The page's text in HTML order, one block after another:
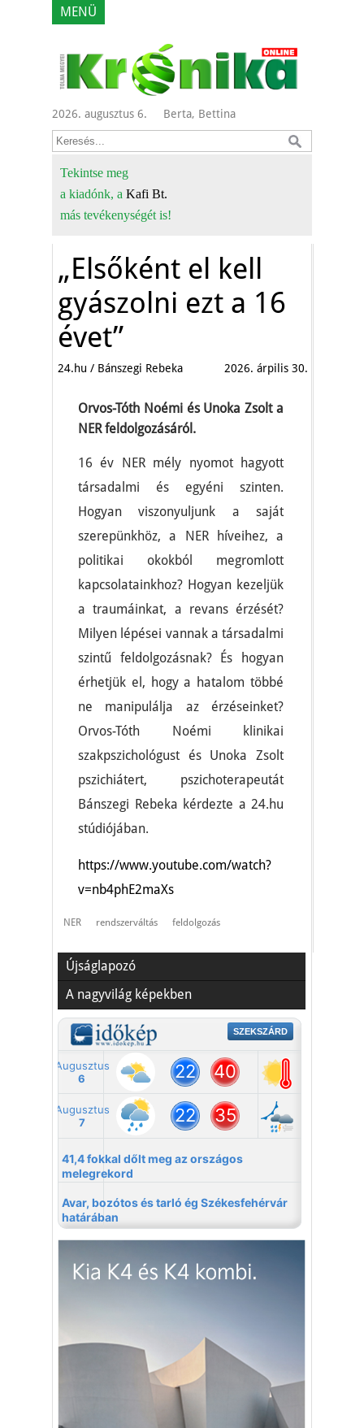
MENÜ
2026. augusztus 6. Berta, Bettina
Tekintse meg
a kiadónk, a Kafi Bt.
más tevékenységét is!
„Elsőként el kell
gyászolni ezt a 16
évet”
24.hu / Bánszegi Rebeka 2026. árpilis 30.
Orvos-Tóth Noémi és Unoka Zsolt a
NER feldolgozásáról.
16 év NER mély nyomot hagyott
társadalmi és egyéni szinten.
Hogyan viszonyuljunk a saját
szerepünkhöz, a NER híveihez, a
politikai okokból megromlott
kapcsolatainkhoz? Hogyan kezeljük
a traumáinkat, a revans érzését?
Milyen lépései vannak a társadalmi
szintű feldolgozásnak? És hogyan
érhetjük el, hogy a hatalom többé
ne manipulálja az érzéseinket?
Orvos-Tóth Noémi klinikai
szakpszichológust és Unoka Zsolt
pszichiátert, pszichoterapeutát
Bánszegi Rebeka kérdezte a 24.hu
stúdiójában.
https://www.youtube.com/watch?
v=nb4phE2maXs
NER rendszerváltás feldolgozás
Újságlapozó
A nagyvilág képekben